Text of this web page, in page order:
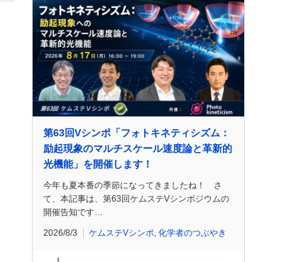
第63回Vシンポ「フォトキネティシズム：
励起現象のマルチスケール速度論と革新的
光機能」を開催します！
今年も夏本番の季節になってきましたね！ さ
て、本記事は、第63回ケムステVシンポジウムの
開催告知です…
2026/8/3 ケムステVシンポ, 化学者のつぶやき